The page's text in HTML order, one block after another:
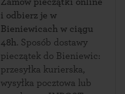
i odbierz je w
Bieniewicach w ciągu
48h. Sposób dostawy
pieczątek do Bieniewic:
przesyłka kurierska,
wysyłka pocztowa lub